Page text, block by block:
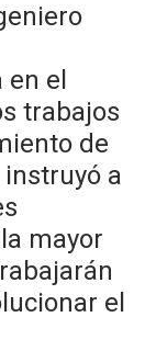
el
trabajos
de
instruyó a
mayor
el